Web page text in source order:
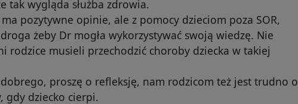
tak wygląda służba zdrowia.
pozytywne opinie, ale z pomocy dzieciom poza SOR,
żeby Dr mogła wykorzystywać swoją wiedzę. Nie
rodzice musieli przechodzić choroby dziecka w takiej
proszę o refleksję, nam rodzicom też jest trudno o
gdy dziecko cierpi.